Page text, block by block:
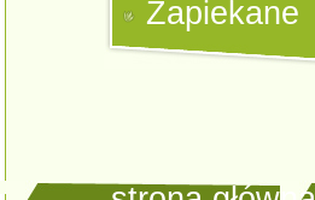
Zapiekane